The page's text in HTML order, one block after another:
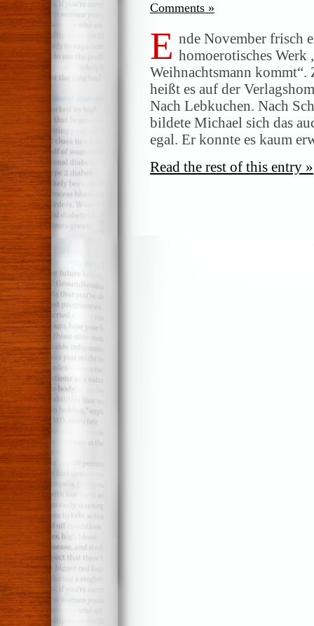
Comments »
E nde November frisch
homoerotisches Werk
Weihnachtsmann
heißt es auf der
Nach Lebkuchen. Nach
bildete Michael sich das
egal. Er konnte es kaum
Read the rest of this entry »